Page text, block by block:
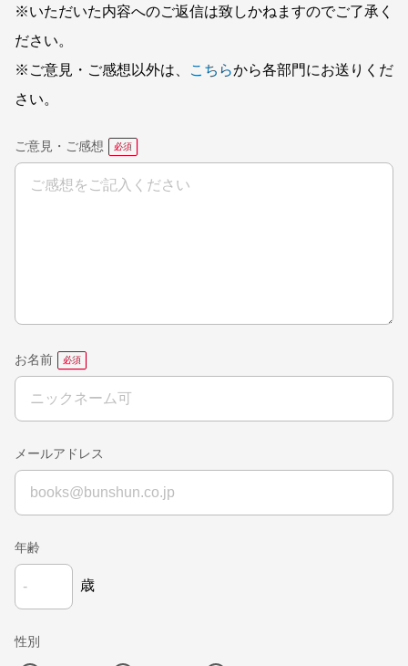
※いただいた内容へのご返信は致しかねますのでご了承く
ださい。
※ご意見・ご感想以外は、
こちらから各部門にお送りくだ
さい。
ご意見・ご感想
お名前
メールアドレス
年齢
歳
性別